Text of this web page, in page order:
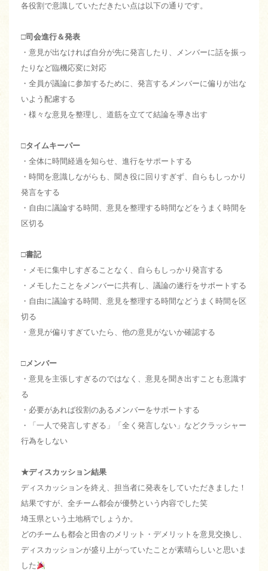
各役割で意識していただきたい点は以下の通りです。
□司会進行＆発表
・意見が出なければ自分が先に発言したり、メンバーに話を振っ
たりなど臨機応変に対応
・全員が議論に参加するために、発言するメンバーに偏りが出な
いよう配慮する
・様々な意見を整理し、道筋を立てて結論を導き出す
□タイムキーパー
・全体に時間経過を知らせ、進行をサポートする
・時間を意識しながらも、聞き役に回りすぎず、自らもしっかり
発言をする
・自由に議論する時間、意見を整理する時間などをうまく時間を
区切る
□書記
・メモに集中しすぎることなく、自らもしっかり発言する
・メモしたことをメンバーに共有し、議論の遂行をサポートする
・自由に議論する時間、意見を整理する時間などうまく時間を区
切る
・意見が偏りすぎていたら、他の意見がないか確認する
□メンバー
・意見を主張しすぎるのではなく、意見を聞き出すことも意識す
る
・必要があれば役割のあるメンバーをサポートする
・「一人で発言しすぎる」「全く発言しない」などクラッシャー
行為をしない
★ディスカッション結果
ディスカッションを終え、担当者に発表をしていただきました！
結果ですが、全チーム都会が優勢という内容でした笑
埼玉県という土地柄でしょうか。
どのチームも都会と田舎のメリット・デメリットを意見交換し、
ディスカッションが盛り上がっていたことが素晴らしいと思いま
した